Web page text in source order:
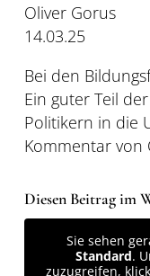
Oliver Gorus
14.03.25
Bei den
Ein guter Teil
Politikern in die
Kommentar von
Diesen Beitrag im
Sie sehen
Standard.
zuzugreifen,